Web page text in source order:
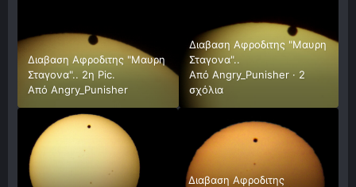
Διαβαση Αφροδιτης "Μαυρη
Σταγονα".. 2η Pic.
Από Angry_Punisher
Διαβαση Αφροδιτης "Μαυρη
Σταγονα"..
ΑπόAngry_Punisher · 2
σχόλια
Διαβαση Αφροδιτης